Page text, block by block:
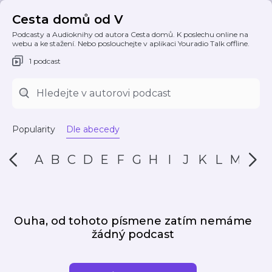
Cesta domů od V
Podcasty a Audioknihy od autora Cesta domů. K poslechu online na
webu a ke stažení. Nebo poslouchejte v aplikaci Youradio Talk offline.
1 podcast
Popularity Dle abecedy
A B C D E F G H I J K L M N
Ouha, od tohoto písmene zatím nemáme
žádný podcast